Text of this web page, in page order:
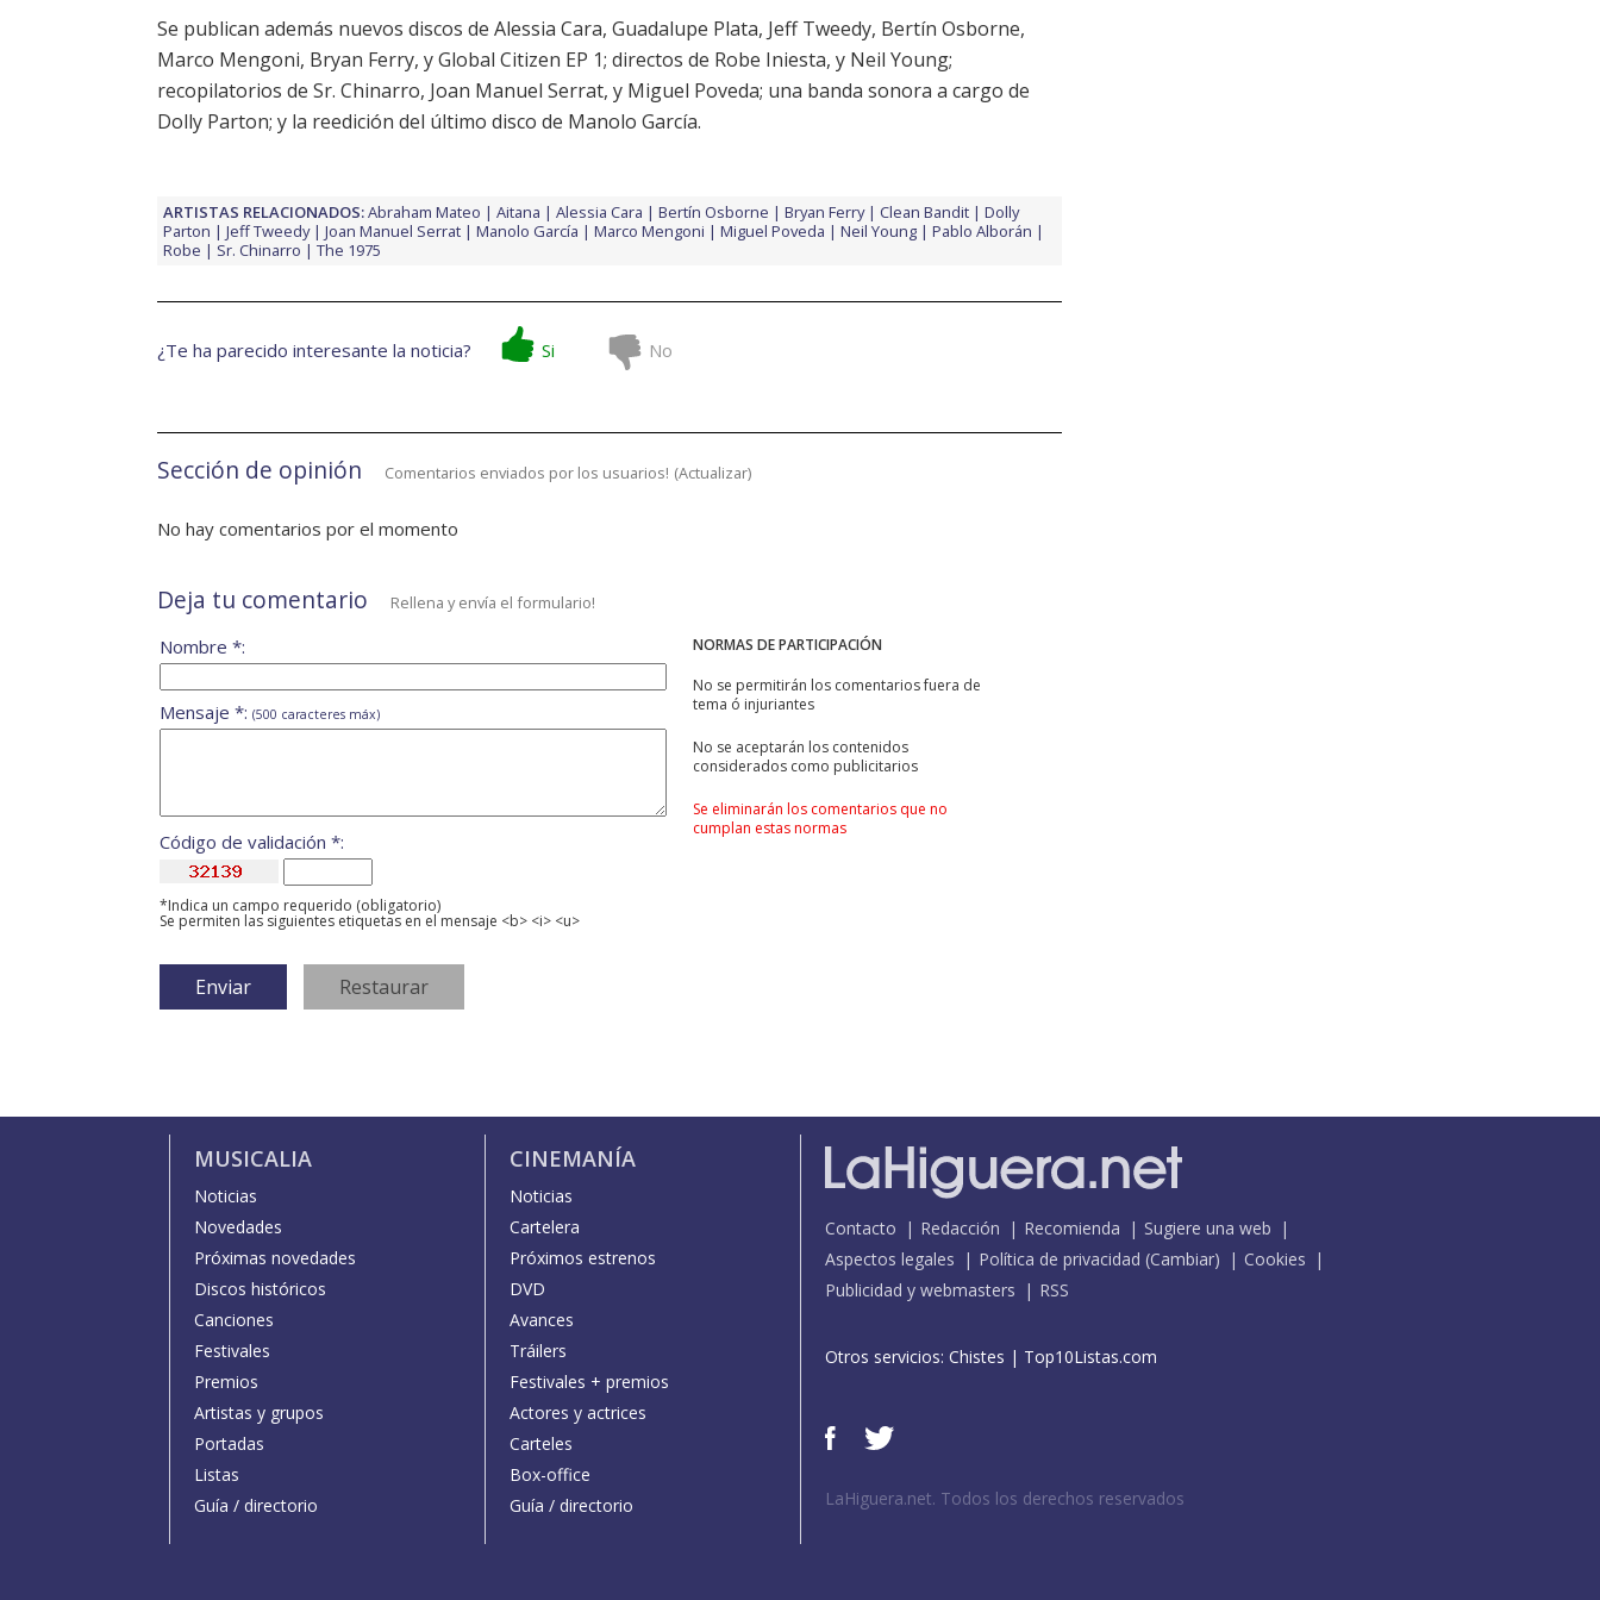
Se publican además nuevos discos de Alessia Cara, Guadalupe Plata, Jeff Tweedy, Bertín Osborne,
Marco Mengoni, Bryan Ferry, yGlobal Citizen EP 1; directos de Robe Iniesta, y Neil Young;
recopilatorios de Sr. Chinarro, Joan Manuel Serrat, y Miguel Poveda; una banda sonora a cargo de
Dolly Parton; y la reedición del último disco de Manolo García.
ARTISTAS RELACIONADOS:Abraham Mateo Aitana Alessia Cara Bertín Osborne Bryan Ferry Clean Bandit
Dolly
Parton
Jeff Tweedy Joan Manuel Serrat Manolo García Marco Mengoni Miguel Poveda Neil Young
Pablo Alborán
Robe
Sr. Chinarro The 1975
¿Te ha parecido interesante la noticia? Si No
Sección de opinión Comentarios enviados por los usuarios! (Actualizar)
No hay comentarios por el momento
Deja tu comentario Rellena y envía el formulario!
NORMAS DE PARTICIPACIÓN
No se permitirán los comentarios fuera de
tema ó injuriantes
No se aceptarán los contenidos
considerados como publicitarios
Se eliminarán los comentarios que no
cumplan estas normas
Nombre *:
Mensaje *: (500 caracteres máx)
Código de validación *:
*Indica un campo requerido (obligatorio)
Se permiten las siguientes etiquetas en el mensaje <b> <i> <u>
MUSICALIA
Noticias
Novedades
Próximas novedades
Discos históricos
Canciones
Festivales
Premios
Artistas y grupos
Portadas
Listas
Guía / directorio
CINEMANÍA
Noticias
Cartelera
Próximos estrenos
DVD
Avances
Tráilers
Festivales + premios
Actores y actrices
Carteles
Box-office
Guía / directorio
Contacto Redacción Recomienda
Sugiere una web
Aspectos legales
Política de privacidad (Cambiar)
Cookies
Publicidad y webmasters
RSS
Otros servicios: Chistes | Top10Listas.com
LaHiguera.net. Todos los derechos reservados